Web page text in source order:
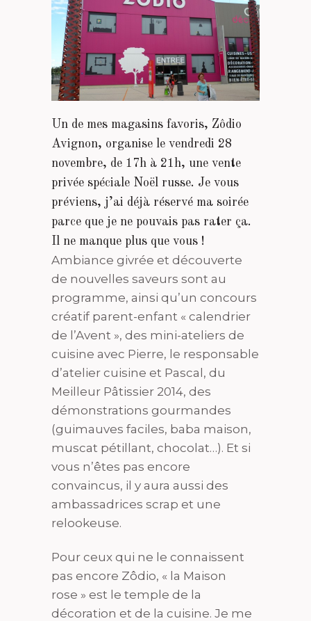
Un de mes magasins favoris, Zôdio
Avignon, organise le vendredi 28
novembre, de 17h à 21h, une vente
privée spéciale Noël russe. Je vous
préviens, j’ai déjà réservé ma soirée
parce que je ne pouvais pas rater ça.
Il ne manque plus que vous !
Ambiance givrée et découverte
de nouvelles saveurs sont au
programme, ainsi qu’un concours
créatif parent-enfant « calendrier
de l’Avent », des mini-ateliers de
cuisine avec Pierre, le responsable
d’atelier cuisine et Pascal, du
Meilleur Pâtissier 2014, des
démonstrations gourmandes
(guimauves faciles, baba maison,
muscat pétillant, chocolat…). Et si
vous n’êtes pas encore
convaincus, il y aura aussi des
ambassadrices scrap et une
relookeuse.
Pour ceux qui ne le connaissent
pas encore Zôdio, « la Maison
rose » est le temple de la
décoration et de la cuisine. Je me